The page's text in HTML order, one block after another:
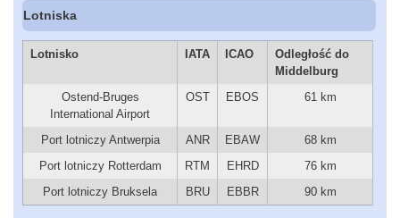
Lotniska
Lotnisko IATA ICAO
Odległość do
Middelburg
Ostend-Bruges
International Airport
OST EBOS 61 km
Port lotniczy Antwerpia ANR EBAW
68 km
Port lotniczy Rotterdam
RTM EHRD
76 km
Port lotniczy Bruksela
BRU EBBR 90 km